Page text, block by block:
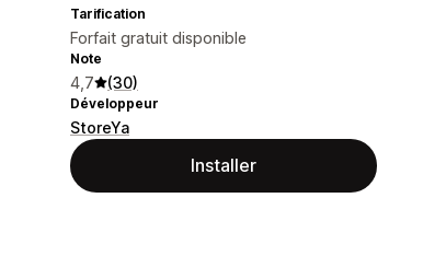
Tarification
Forfait gratuit disponible
Note
4,7 (30)
Développeur
StoreYa
Installer